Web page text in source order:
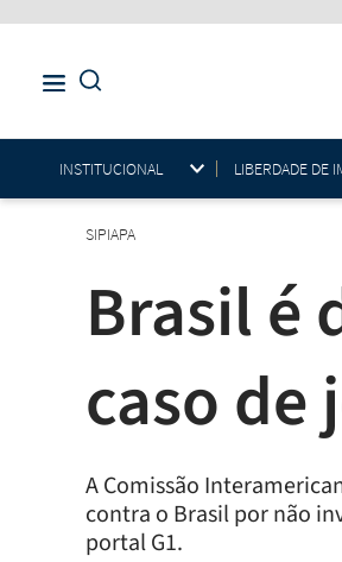
INSTITUCIONAL LIBERDADE DE
SIPIAPA
Brasil é
caso de
A Comissão
contra o Brasil por não
portal G1.